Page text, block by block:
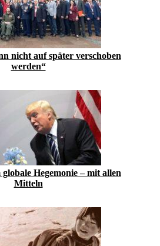
nicht auf später verschoben
werden“
Hegemonie – mit allen
Mitteln